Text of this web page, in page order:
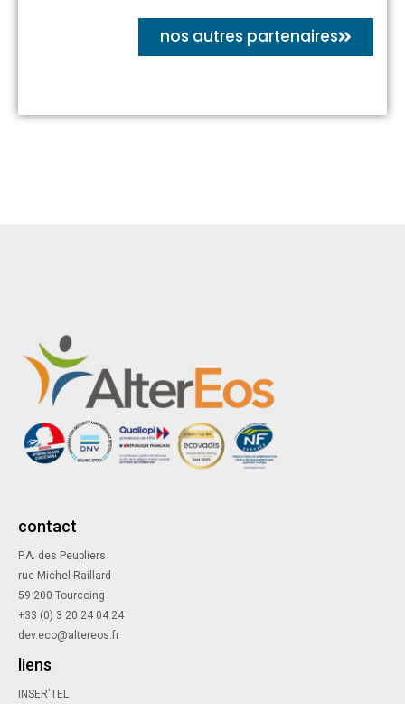
nos autres partenaires
contact
P.A. des Peupliers
rue Michel Raillard
59 200 Tourcoing
+33 (0) 3 20 24 04 24
dev.eco@altereos.fr
liens
INSER'TEL